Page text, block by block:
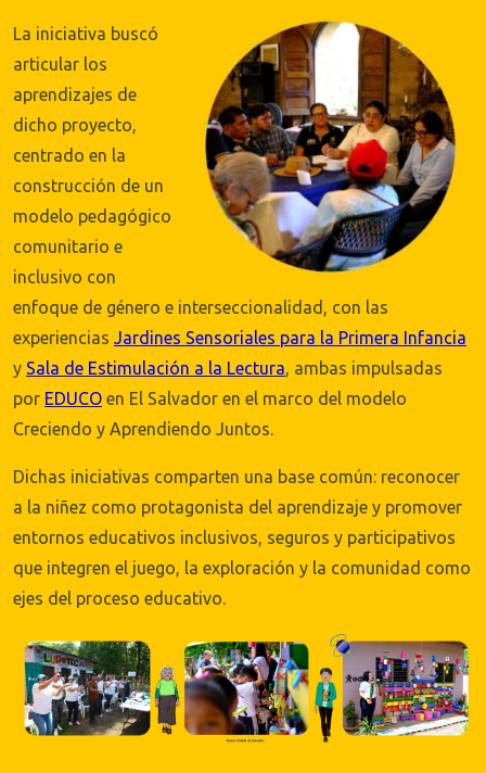
La iniciativa buscó
articular los
aprendizajes de
dicho proyecto,
centrado en la
construcción de un
modelo pedagógico
comunitario e
inclusivo con
enfoque de género e interseccionalidad, con las
experiencias Jardines Sensoriales para la Primera Infancia
y Sala de Estimulación a la Lectura, ambas impulsadas
por EDUCO en El Salvador en el marco del modelo
Creciendo y Aprendiendo Juntos.
Dichas iniciativas comparten una base común: reconocer
a la niñez como protagonista del aprendizaje y promover
entornos educativos inclusivos, seguros y participativos
que integren el juego, la exploración y la comunidad como
ejes del proceso educativo.